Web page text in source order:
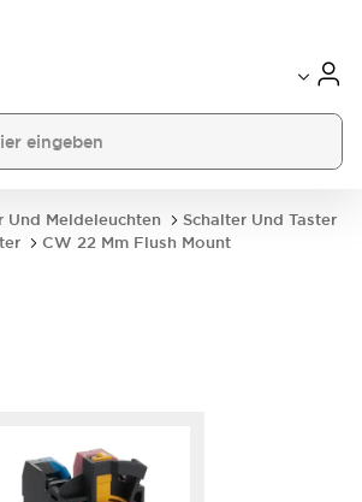
Und Meldeleuchten
Schalter Und Taster
CW 22 Mm Flush Mount